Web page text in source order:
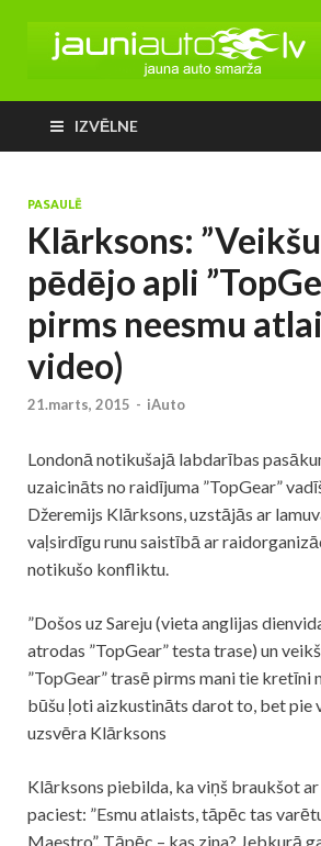
IZVĒLNE
PASAULĒ
Klārksons:
pēdējo apli
pirms neesmu
video)
21.marts, 2015 - iAuto
Londonā notikušajā labdarības
uzaicināts no raidījuma ”TopGear”
Džeremijs Klārksons, uzstājās ar
vaļsirdīgu runu saistībā ar
notikušo konfliktu.
”Došos uz Sareju (vieta anglijas
atrodas ”TopGear” testa trase) un
”TopGear” trasē pirms mani tie kretīni
būšu ļoti aizkustināts darot to, bet pie
uzsvēra Klārksons
Klārksons piebilda, ka viņš braukšot
paciest: ”Esmu atlaists, tāpēc tas
Maestro”. Tāpēc – kas zina? Jebkurā